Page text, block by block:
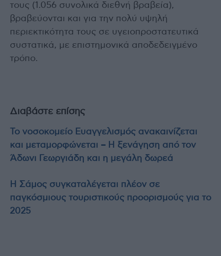
τους (1.056 συνολικά διεθνή βραβεία),
βραβεύονται και για την πολύ υψηλή
περιεκτικότητα τους σε υγειοπροστατευτικά
συστατικά, με επιστημονικά αποδεδειγμένο
τρόπο.
Διαβάστε επίσης
Το νοσοκομείο Ευαγγελισμός ανακαινίζεται
και μεταμορφώνεται – Η ξενάγηση από τον
Άδωνι Γεωργιάδη και η μεγάλη δωρεά
Η Σάμος συγκαταλέγεται πλέον σε
παγκόσμιους τουριστικούς προορισμούς για το
2025​​​​​​​​​​​